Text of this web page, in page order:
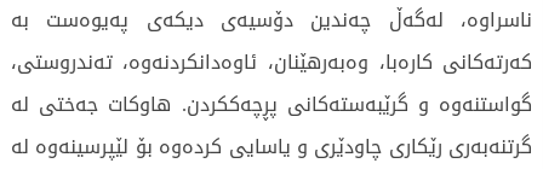
ناسراوە، لەگەڵ چەندین دۆسیەی دیکەی پەیوەست بە
کەرتەکانی کارەبا، وەبەرهێنان، ئاوەدانکردنەوە، تەندروستی،
گواستنەوە و گرێبەستەکانی پڕچەککردن. هاوکات جەختی لە
گرتنەبەری رێکاری چاودێری و یاسایی کردەوە بۆ لێپرسینەوە لە